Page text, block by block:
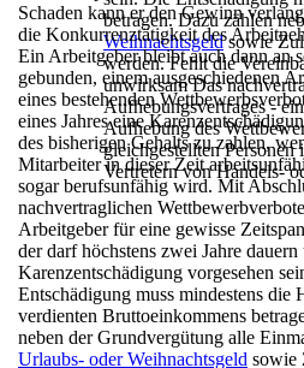
betragen. Dazu zählen
Weihnachtsgeldsowie
werden. Fehlt die
unwirksamDas
Aufhebungsvertrages -
Aufhebung des
gleichgestellten Personen
Vertretern von Handels-
Schaden kanner den Gewinn
die Konkurrenztätigkeit des
Ein Arbeitgeber bleibt auch dann an
gebunden, einem ausgeschiedenen
eines bestehenden
eines Jahreseine
des bisherigen Gehalts zu zahlen,
Mitarbeiter in dieser Zeit
sogar berufsunfähig wird. Mit
nachvertraglichen
Arbeitgeberfür eine gewisse
der darf höchstens zwei Jahre dauern
Karenzentschädigung vorgesehen
Entschädigung muss mindestens die
verdienten Bruttoeinkommens
neben der Grundvergütung alle
Urlaubs- oderWeihnachtsgeld sowie